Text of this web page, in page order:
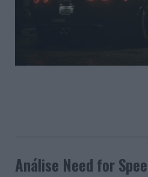
Análise Need for